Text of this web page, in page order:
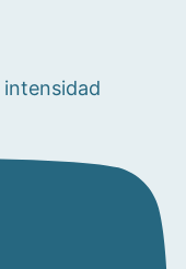
intensidad